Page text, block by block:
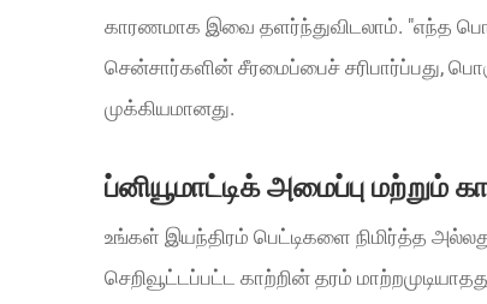
காரணமாக இவை தளர்ந்துவிடலாம். "எந்த
சென்சார்களின் சீரமைப்பைச் சரிபார்ப்பது,
முக்கியமானது.
ப்னியூமாட்டிக் அமைப்பு
உங்கள் இயந்திரம் பெட்டிகளை நிமிர்த்த
செறிவூட்டப்பட்ட காற்றின் தரம்